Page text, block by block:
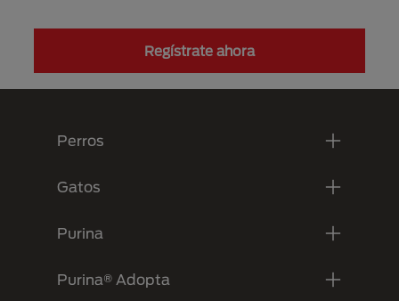
Regístrate ahora
Perros
Gatos
Purina
Purina® Adopta